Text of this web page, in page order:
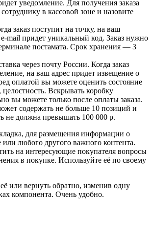
уведомление. Для получения заказа
сотруднику в кассовой зоне и назовите
заказ поступит на точку, на ваш
mail придет уникальный код. Заказ нужно
постамата. Срок хранения — 3
через почту России. Когда заказ
на ваш адрес придет извещение о
оплатой вы можете оценить состояние
целостность. Вскрывать коробку
вы можете только после оплаты заказа.
содержать не больше 10 позиций и
не должна превышать 100 000 р.
для размещения информации о
или любого другого важного контента.
на интересующие покупателя вопросы
в покупке. Используйте её по своему
или вернуть обратно, изменив одну
компонента. Очень удобно.